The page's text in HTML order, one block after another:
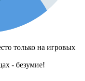
только на игровых
- безумие!